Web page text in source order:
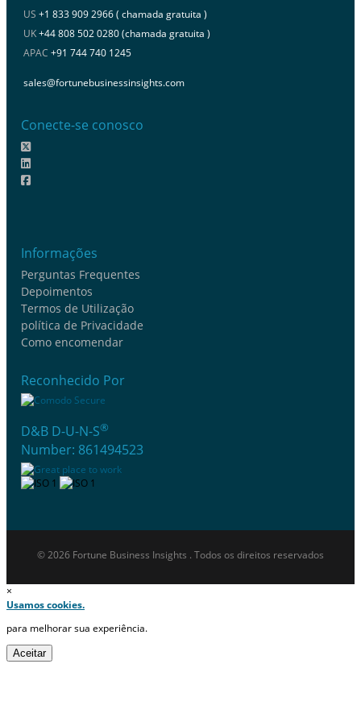
US +1 833 909 2966 ( chamada gratuita )
UK+44 808 502 0280 (chamada gratuita )
APAC +91 744 740 1245
sales@fortunebusinessinsights.com
Conecte-se conosco
Informações
Perguntas Frequentes
Depoimentos
Termos de Utilização
política de Privacidade
Como encomendar
Reconhecido Por
D&B D-U-N-S®
Number: 861494523
© 2026 Fortune Business Insights . Todos os direitos reservados
×
Usamos cookies.
para melhorar sua experiência.
Aceitar